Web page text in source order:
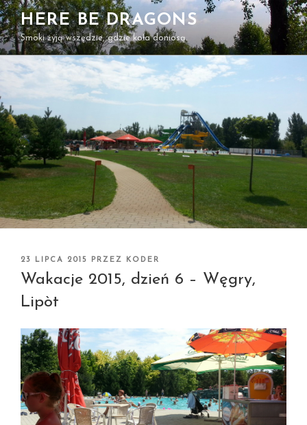
Przejdź
do
treści
HERE BE DRAGONS
Smoki żyją wszędzie, gdzie koła doniosą.
OPUBLIKOWANE
W
23 LIPCA 2015 PRZEZ KODER
Wakacje 2015, dzień 6 – Węgry,
Lipòt